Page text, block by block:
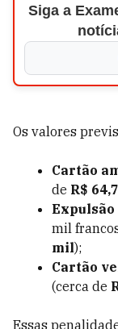
Siga a
Os valores
Cartão
de R$
mil
mil);
Cartão
(cerca de
Essas